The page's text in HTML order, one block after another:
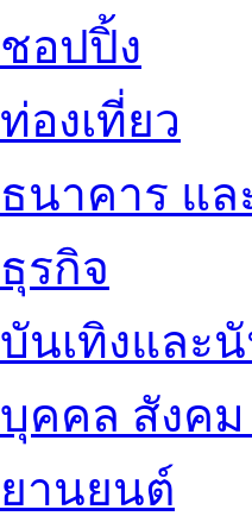
ชอปปิ้ง
ท่องเที่ยว
ธนาคาร แล
ธุรกิจ
บันเทิงและ
บุคคล สังค
ยานยนต์